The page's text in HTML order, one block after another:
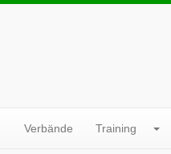
Verbände Training